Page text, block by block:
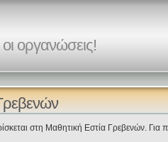
οργανώσεις!
στη Μαθητική Εστία Γρεβενών. Για